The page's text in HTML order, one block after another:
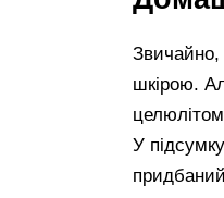
Звичайно,
шкірою.
У